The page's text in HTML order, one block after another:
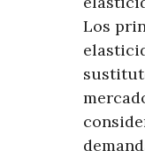
Los